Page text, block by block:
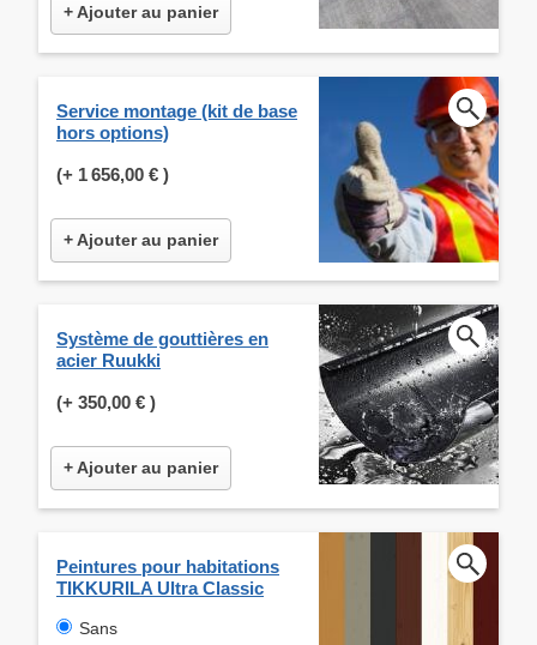
+ Ajouter au panier
Service montage (kit de base
hors options)
(+ 1 656,00 € )
+ Ajouter au panier
Système de gouttières en
acier Ruukki
(+ 350,00 € )
+ Ajouter au panier
Peintures pour habitations
TIKKURILA Ultra Classic
Sans